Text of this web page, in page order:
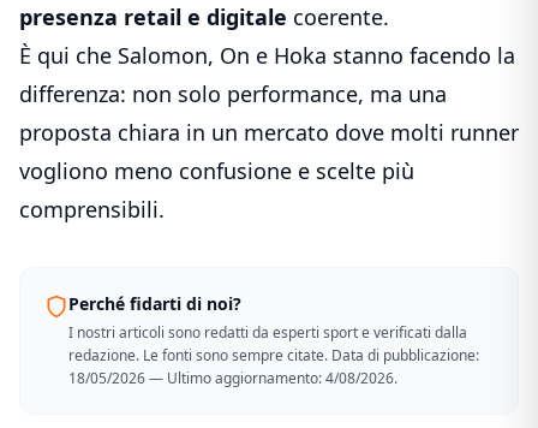
presenza retail e digitale coerente.
È qui che Salomon, On e Hoka stanno facendo la
differenza: non solo performance, ma una
proposta chiara in un mercato dove molti runner
vogliono meno confusione e scelte più
comprensibili.
Perché fidarti di noi?
I nostri articoli sono redatti da esperti sport e verificati dalla
redazione. Le fonti sono sempre citate. Data di pubblicazione:
18/05/2026 — Ultimo aggiornamento: 4/08/2026.